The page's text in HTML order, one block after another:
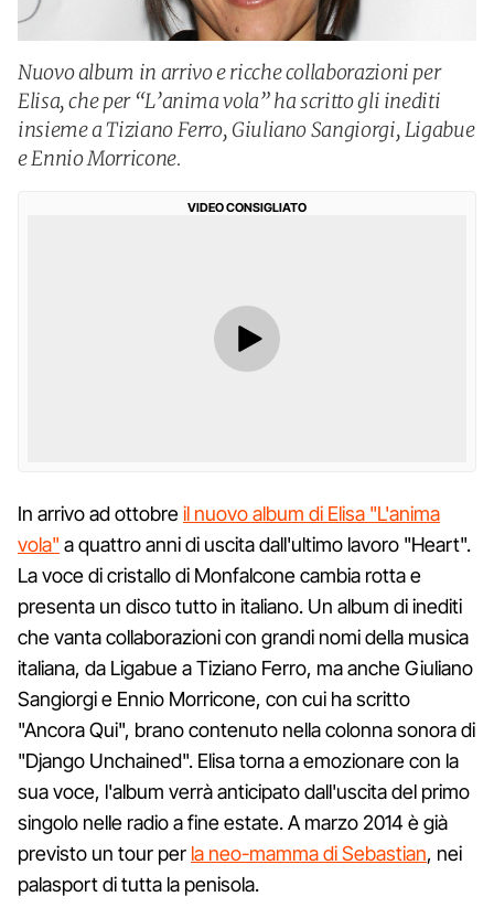
Nuovo album in arrivo e ricche collaborazioni per
Elisa, che per “L’anima vola” ha scritto gli inediti
insieme a Tiziano Ferro, Giuliano Sangiorgi, Ligabue
e Ennio Morricone.
VIDEO CONSIGLIATO
In arrivo ad ottobreil nuovo album di Elisa "L'anima
vola" a quattro anni di uscita dall'ultimo lavoro "Heart".
La voce di cristallo di Monfalcone cambia rotta e
presenta un disco tutto in italiano. Un album di inediti
che vanta collaborazioni con grandi nomi della musica
italiana, da Ligabue a Tiziano Ferro, ma anche Giuliano
Sangiorgi e Ennio Morricone, con cui ha scritto
"Ancora Qui", brano contenuto nella colonna sonora di
"Django Unchained". Elisa torna a emozionare con la
sua voce, l'album verrà anticipato dall'uscita del primo
singolo nelle radio a fine estate. A marzo 2014 è già
previsto un tour per la neo-mamma di Sebastian, nei
palasport di tutta la penisola.